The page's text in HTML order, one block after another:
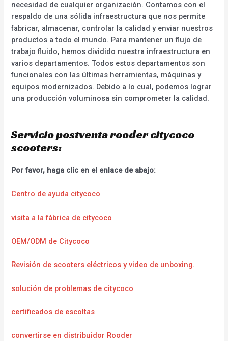
necesidad de cualquier organización. Contamos con el
respaldo de una sólida infraestructura que nos permite
fabricar, almacenar, controlar la calidad y enviar nuestros
productos a todo el mundo. Para mantener un flujo de
trabajo fluido, hemos dividido nuestra infraestructura en
varios departamentos. Todos estos departamentos son
funcionales con las últimas herramientas, máquinas y
equipos modernizados. Debido a lo cual, podemos lograr
una producción voluminosa sin comprometer la calidad.
Servicio postventa rooder citycoco
scooters:
Por favor, haga clic en el enlace de abajo:
Centro de ayuda citycoco
visita a la fábrica de citycoco
OEM/ODM de Citycoco
Revisión de scooters eléctricos y video de unboxing.
solución de problemas de citycoco
certificados de escoltas
convertirse en distribuidor Rooder